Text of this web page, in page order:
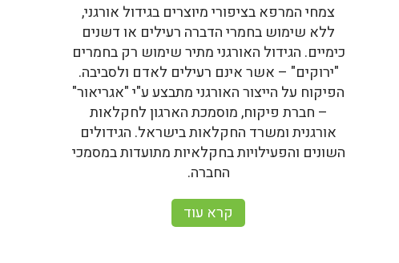
צמחי המרפא בציפורי מיוצרים בגידול אורגני,
ללא שימוש בחמרי הדברה רעילים או דשנים
כימיים. הגידול האורגני מתיר שימוש רק בחמרים
"ירוקים" – אשר אינם רעילים לאדם ולסביבה.
הפיקוח על הייצור האורגני מתבצע ע"י "אגריאור"
– חברת פיקוח, מוסמכת הארגון לחקלאות
אורגנית ומשרד החקלאות בישראל. הגידולים
השונים והפעילויות בחקלאיות מתועדות במסמכי
החברה.
קרא עוד